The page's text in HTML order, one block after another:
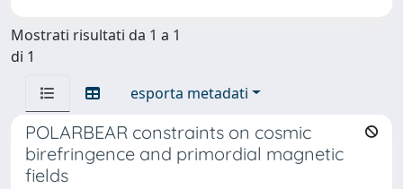
Mostrati risultati da 1 a 1
di 1
esporta metadati
POLARBEAR constraints on cosmic
birefringence and primordial magnetic
fields